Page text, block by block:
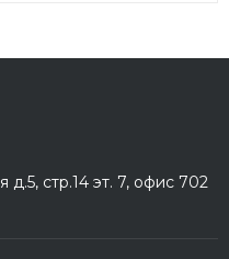
д.5, стр.14 эт. 7, офис 702